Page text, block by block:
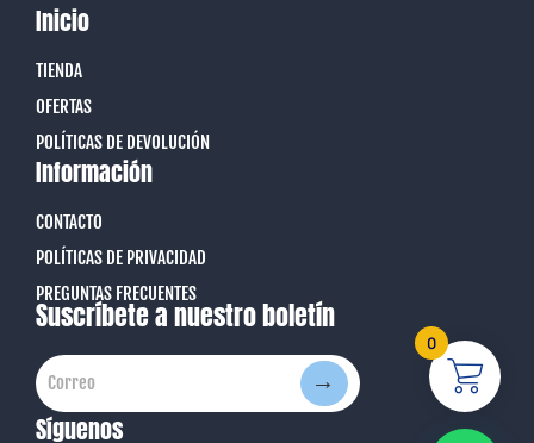
Inicio
TIENDA
OFERTAS
POLÍTICAS DE DEVOLUCIÓN
Información
CONTACTO
POLÍTICAS DE PRIVACIDAD
PREGUNTAS FRECUENTES
Suscríbete a nuestro boletín
Correo
Correo →
Síguenos
0